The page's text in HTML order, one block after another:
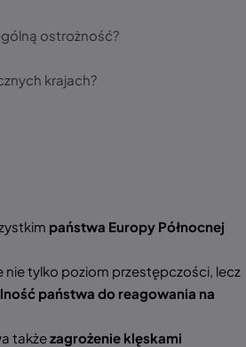
ostrożność?
krajach?
państwa Europy Północnej
nie tylko poziom przestępczości, lecz
państwa do reagowania na
takżezagrożenie klęskami